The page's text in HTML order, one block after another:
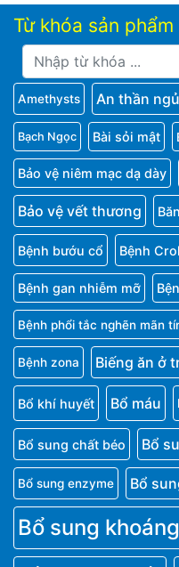
Từ khóa sản phẩm
Amethysts An thần
Bạch Ngọc Bài sỏi mật
Bảo vệ niêm mạc dạ dày
Bảo vệ vết thương
Bệnh bướu cổ Bệnh
Bệnh gan nhiễm mỡ
Bệnh phổi tắc nghẽn mãn
Bệnh zona Biếng ăn ở
Bổ khí huyết Bổ máu
Bổ sung chất béo Bổ
Bổ sung enzyme Bổ
Bổ sung